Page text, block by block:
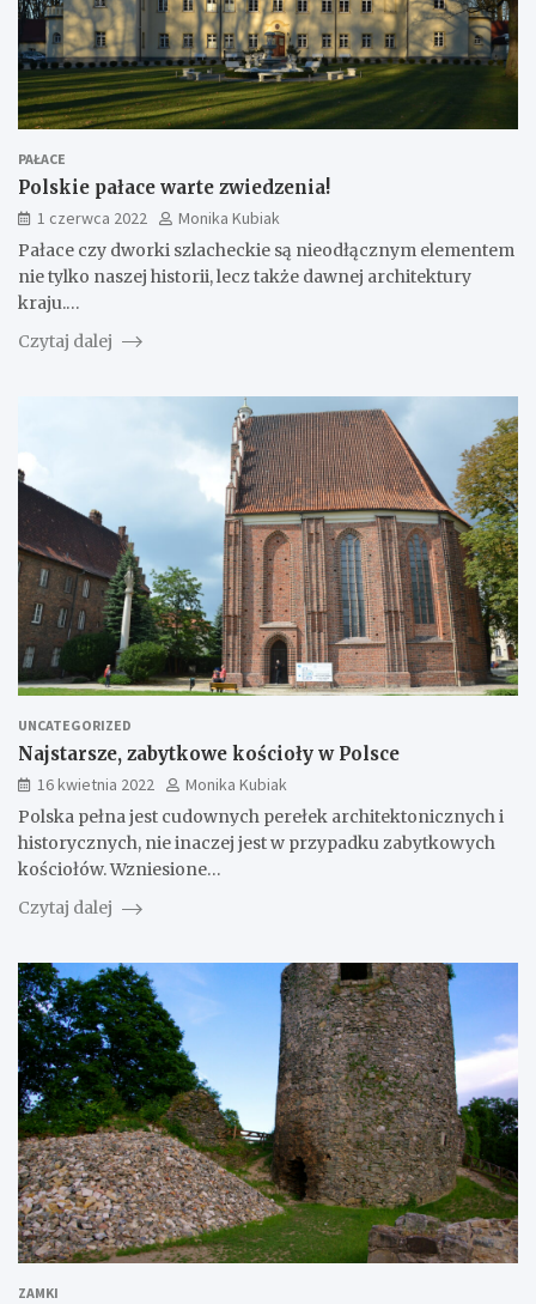
PAŁACE
Polskie pałace warte zwiedzenia!
1 czerwca 2022
Monika Kubiak
Pałace czy dworki szlacheckie są nieodłącznym elementem
nie tylko naszej historii, lecz także dawnej architektury
kraju.…
Czytaj dalej
UNCATEGORIZED
Najstarsze, zabytkowe kościoły w Polsce
16 kwietnia 2022
Monika Kubiak
Polska pełna jest cudownych perełek architektonicznych i
historycznych, nie inaczej jest w przypadku zabytkowych
kościołów. Wzniesione…
Czytaj dalej
ZAMKI